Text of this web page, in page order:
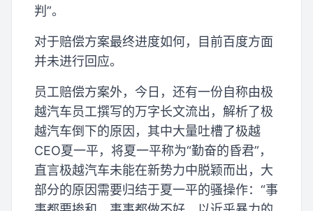
判”。
对于赔偿方案最终进度如何，目前百度方面
并未进行回应。
员工赔偿方案外，今日，还有一份自称由极
越汽车员工撰写的万字长文流出，解析了极
越汽车倒下的原因，其中大量吐槽了极越
CEO夏一平，将夏一平称为“勤奋的昏君”，
直言极越汽车未能在新势力中脱颖而出，大
部分的原因需要归结于夏一平的骚操作：“事